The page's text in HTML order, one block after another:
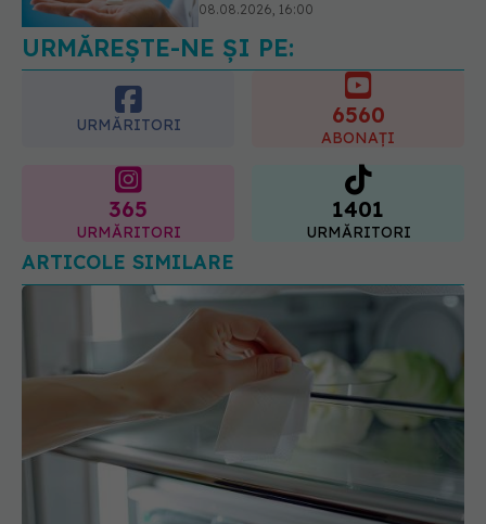
08.08.2026, 20:00
URMĂREȘTE-NE ȘI PE:
URMĂRITORI 6560
ABONAȚI
365
URMĂRITORI
1401
URMĂRITORI
ARTICOLE SIMILARE